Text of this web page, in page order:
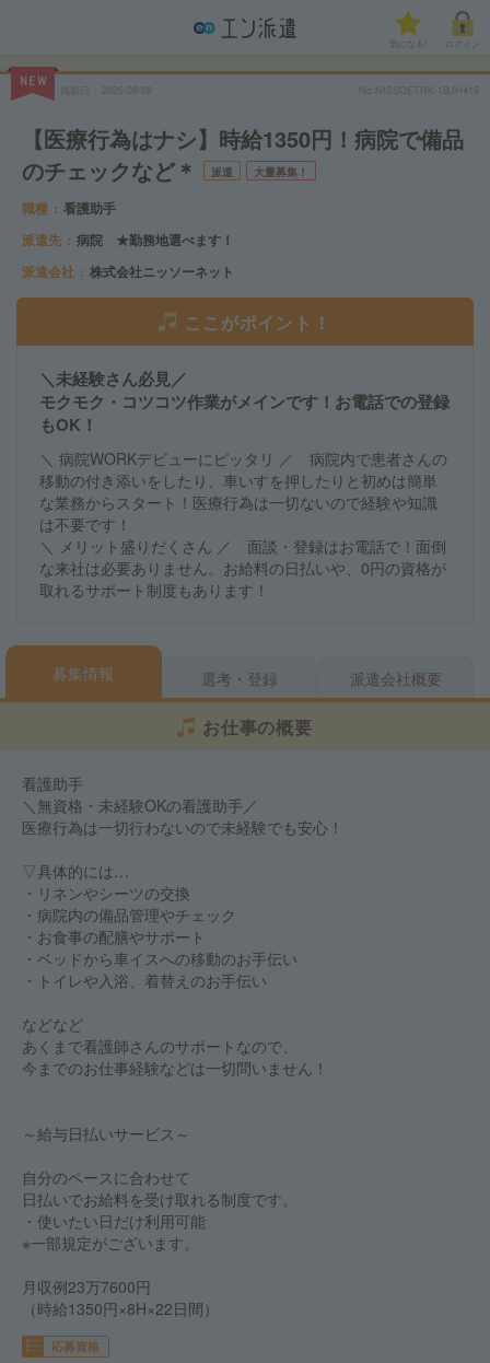
気になる!
NEW
No.NISSOETRK-1BJH415
【医療行為はナシ】時給1350円！病院で備品
のチェックなど＊
派遣 大量募集！
職種
看護助手
派遣先
病院 ★勤務地選べます！
派遣会社
株式会社ニッソーネット
ここがポイント！
＼未経験さん必見／
モクモク・コツコツ作業がメインです！お電話での登録
もOK！
＼ 病院WORKデビューにピッタリ ／ 病院内で患者さんの
移動の付き添いをしたり、車いすを押したりと初めは簡単
な業務からスタート！医療行為は一切ないので経験や知識
は不要です！
＼ メリット盛りだくさん ／ 面談・登録はお電話で！面倒
な来社は必要ありません。お給料の日払いや、0円の資格が
取れるサポート制度もあります！
募集情報 選考・登録 派遣会社概要
お仕事の概要
看護助手
＼無資格・未経験OKの看護助手／
医療行為は一切行わないので未経験でも安心！
▽具体的には…
・リネンやシーツの交換
・病院内の備品管理やチェック
・お食事の配膳やサポート
・ベッドから車イスへの移動のお手伝い
・トイレや入浴、着替えのお手伝い
などなど
あくまで看護師さんのサポートなので、
今までのお仕事経験などは一切問いません！
～給与日払いサービス～
自分のペースに合わせて
日払いでお給料を受け取れる制度です。
・使いたい日だけ利用可能
※一部規定がございます。
月収例23万7600円
（時給1350円×8H×22日間）
応募資格